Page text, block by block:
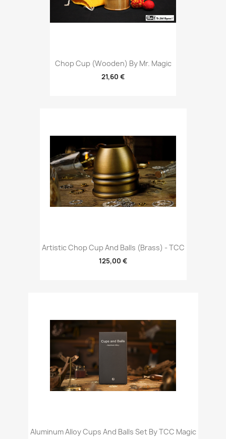
Chop Cup (Wooden) By Mr. Magic
21,60 €
Artistic Chop Cup And Balls (Brass) - TCC
125,00 €
Aluminum Alloy Cups And Balls Set By TCC Magic